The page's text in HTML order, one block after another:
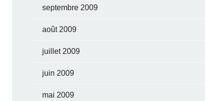
septembre 2009
août 2009
juillet 2009
juin 2009
mai 2009